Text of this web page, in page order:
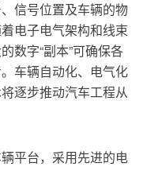
信号位置及车辆的物
电子电气架构和线束
数字“副本”可确保各
车辆自动化、电气化
逐步推动汽车工程从
平台，采用先进的电